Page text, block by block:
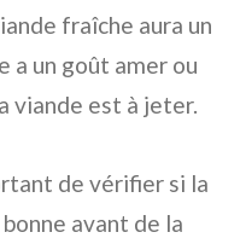
fraîche aura un
a un goût amer ou
viande est à jeter.
de vérifier si la
avant de la